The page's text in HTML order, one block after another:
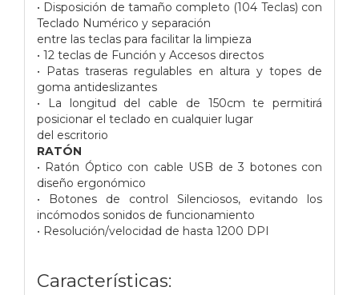
• Disposición de tamaño completo (104 Teclas) con
Teclado Numérico y separación
entre las teclas para facilitar la limpieza
• 12 teclas de Función y Accesos directos
• Patas traseras regulables en altura y topes de
goma antideslizantes
• La longitud del cable de 150cm te permitirá
posicionar el teclado en cualquier lugar
del escritorio
RATÓN
• Ratón Óptico con cable USB de 3 botones con
diseño ergonómico
• Botones de control Silenciosos, evitando los
incómodos sonidos de funcionamiento
• Resolución/velocidad de hasta 1200 DPI
Características: